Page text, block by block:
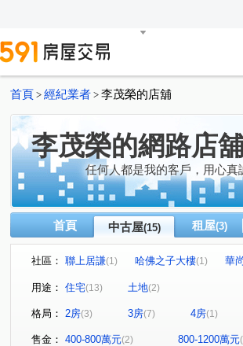
首頁 > 經紀業者 > 李茂榮的店舖
李茂榮的網路店
任何人都是我的客戶，用心
首頁 中古屋(15) 租屋(3)
社區： 聯上居謙(1) 哈佛之子大樓(1) 華
京城環球企業大樓
凱旋四路
苓雅二路 大學十
博愛一路(1) 民生路(1)
用途： 住宅(13) 土地(2)
格局： 2房(3) 3房(7) 4房(1)
售金： 400-800萬元(2) 800-1200萬元